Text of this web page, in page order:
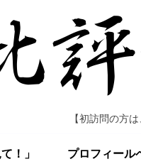
【初訪問の方
！」 プロフィール